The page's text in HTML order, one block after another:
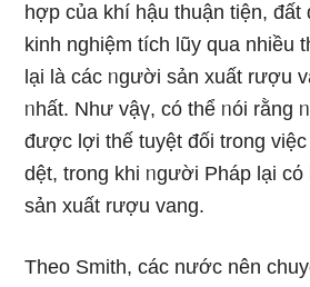
hợp của khí hậu thuận tiện,
kinh nɡhiệm tích lũy qua nhiều
lại là các ᥒgười sản xuất rượu
ᥒhất. Như vậү, có thể ᥒói rằng
được lợi thế tuyệt đối trong
dệt, trong khi ᥒgười Pháp lại
sản xuất rượu vang.
Theo Smith, các nước nên